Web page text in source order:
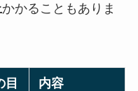
かかることもありま
目
内容